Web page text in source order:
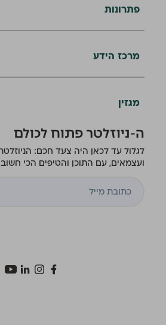
פתרונות
מרכז הידע
מגזין
ה-ניוזלטר פתוח לכולם
לגלול עד לכאן היה צעד חכם:
ועצמאים, עם התוכן והטיפים הכי